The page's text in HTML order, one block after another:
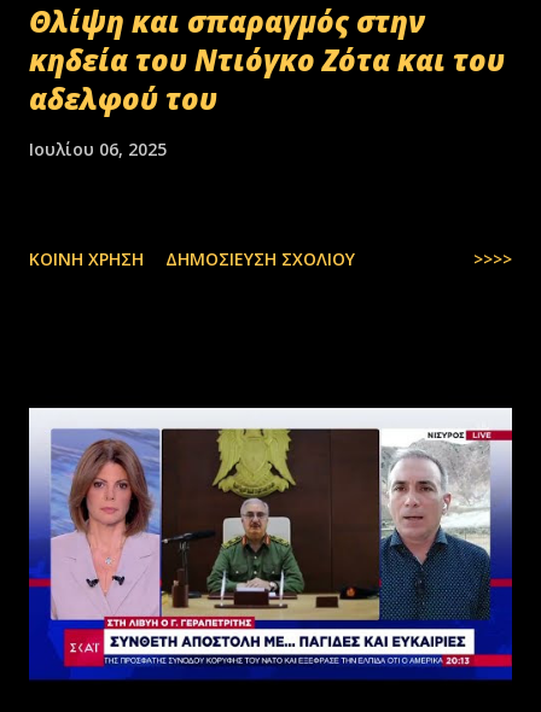
Θλίψη και σπαραγμός στην
κηδεία του Ντιόγκο Ζότα και του
αδελφού του
Ιουλίου 06, 2025
ΚΟΙΝΉ ΧΡΉΣΗ ΔΗΜΟΣΊΕΥΣΗ ΣΧΟΛΊΟΥ >>>>